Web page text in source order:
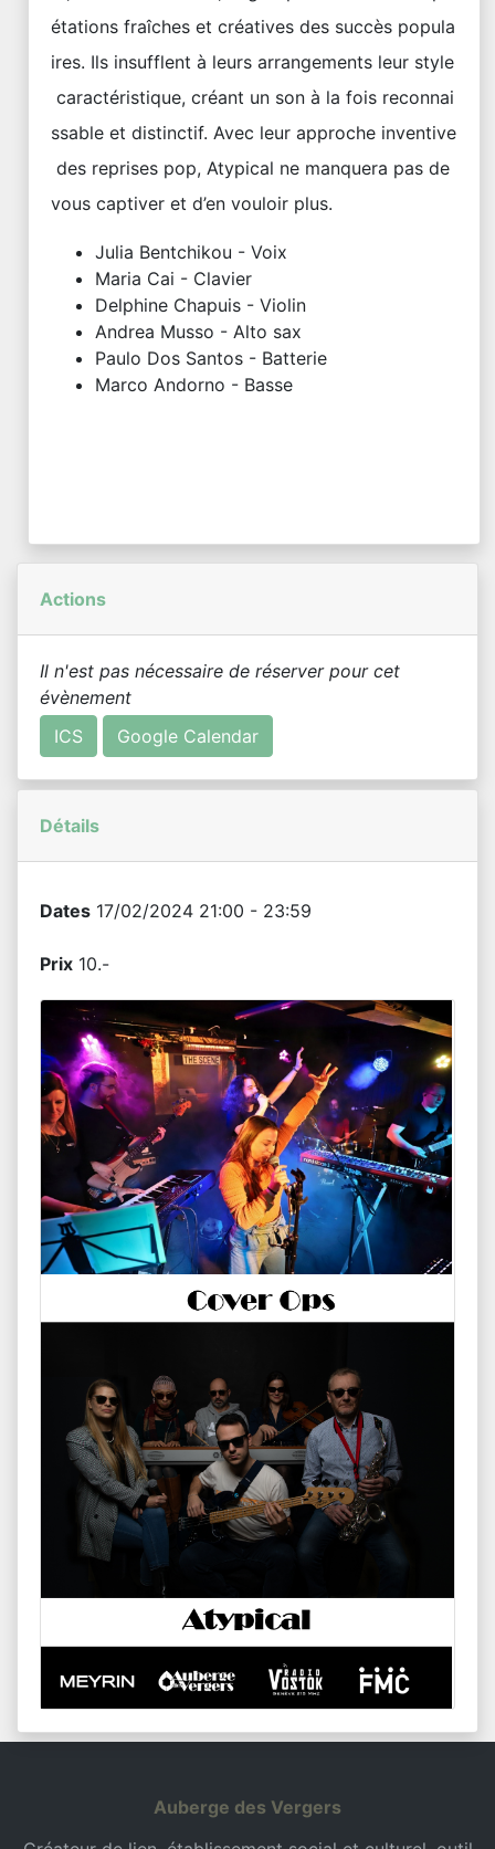
étations fraîches et créatives des succès popula
ires. Ils insufflent à leurs arrangements leur style
caractéristique, créant un son à la fois reconnai
ssable et distinctif. Avec leur approche inventive
des reprises pop, Atypical ne manquera pas de
vous captiver et d’en vouloir plus.
Julia Bentchikou - Voix
Maria Cai - Clavier
Delphine Chapuis - Violin
Andrea Musso - Alto sax
Paulo Dos Santos - Batterie
Marco Andorno - Basse
Actions
Il n'est pas nécessaire de réserver pour cet
évènement
ICS
Google Calendar
Détails
Dates 17/02/2024 21:00 - 23:59
Prix 10.-
Auberge des Vergers